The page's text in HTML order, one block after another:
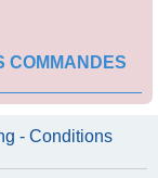
COMMANDES
- Conditions